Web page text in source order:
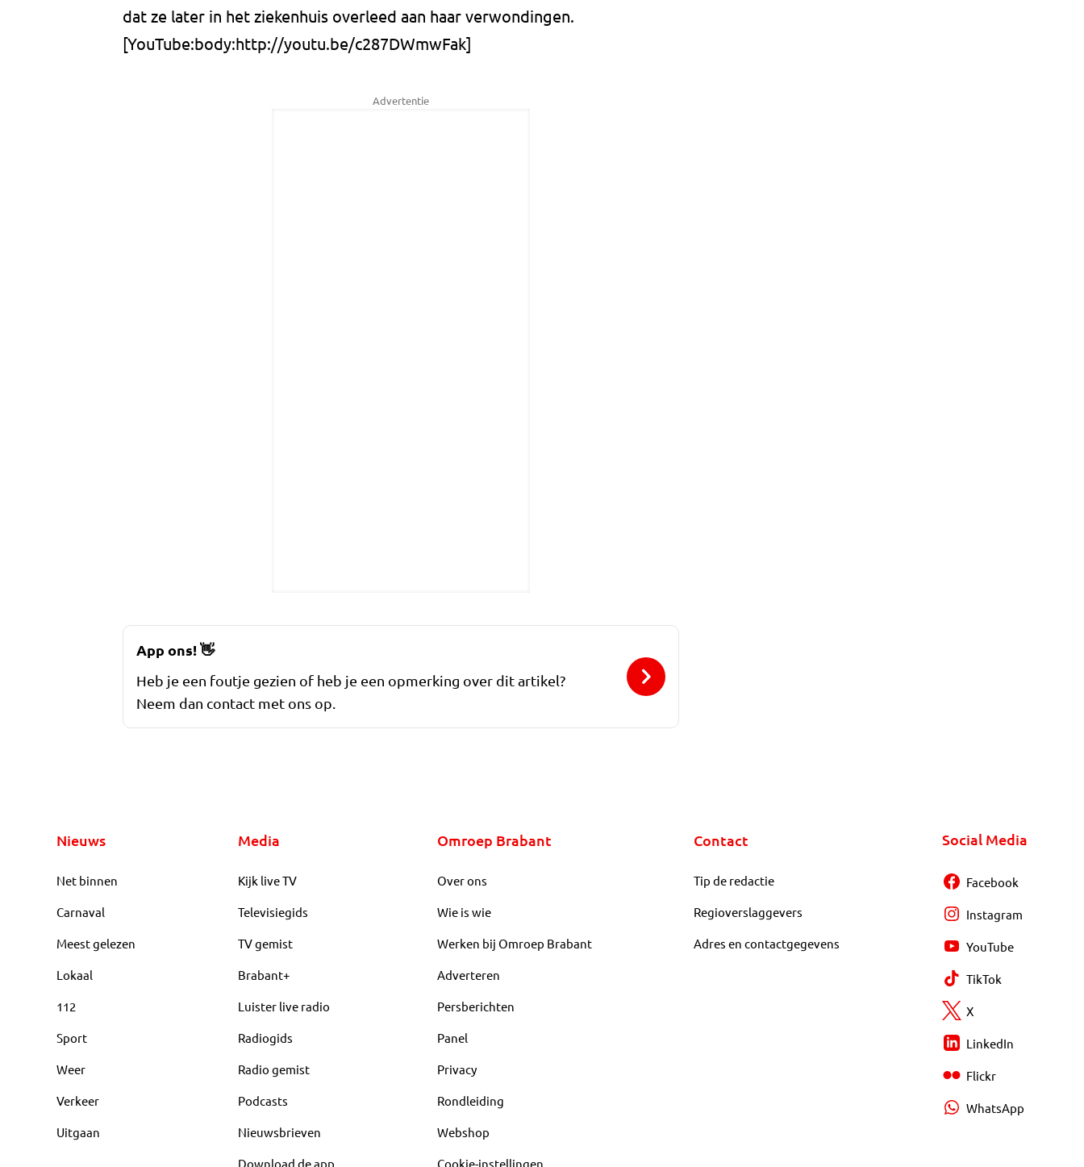
dat ze later in het ziekenhuis overleed aan haar verwondingen.
[YouTube:body:http://youtu.be/c287DWmwFak]
Advertentie
App ons!👋
Heb je een foutje gezien of heb je een opmerking over dit artikel?
Neem dan contact met ons op.
Nieuws
Net binnen
Carnaval
Meest gelezen
Lokaal
112
Sport
Weer
Verkeer
Uitgaan
Media
Kijk live TV
Televisiegids
TV gemist
Brabant+
Luister live radio
Radiogids
Radio gemist
Podcasts
Nieuwsbrieven
Download de app
Omroep Brabant
Over ons
Wie is wie
Werken bij Omroep Brabant
Adverteren
Persberichten
Panel
Privacy
Rondleiding
Webshop
Cookie-instellingen
Contact
Tip de redactie
Regioverslaggevers
Adres en contactgegevens
Social Media
Facebook
Instagram
YouTube
TikTok
X
LinkedIn
Flickr
WhatsApp